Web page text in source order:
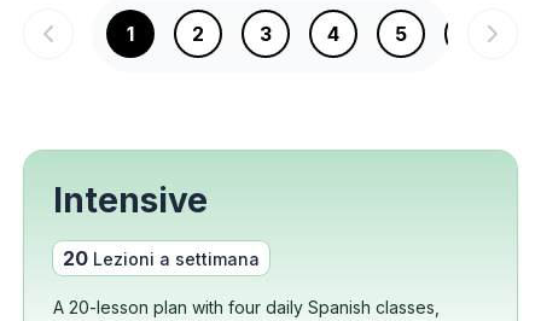
1 2 3 4 5
Intensive
20 Lezioni a settimana
A 20-lesson plan with four daily Spanish classes,